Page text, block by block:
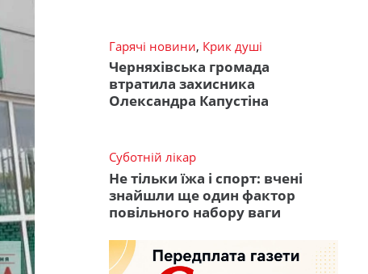
Гарячі новини, Крик душі
Черняхівська громада
втратила захисника
Олександра Капустіна
Суботній лікар
Не тільки їжа і спорт: вчені
знайшли ще один фактор
повільного набору ваги